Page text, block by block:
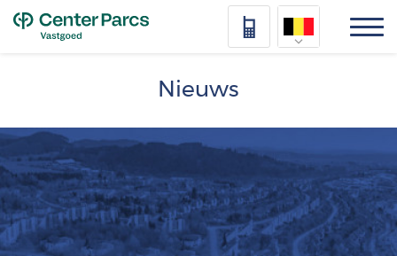
Français
Vlaams
Nieuws